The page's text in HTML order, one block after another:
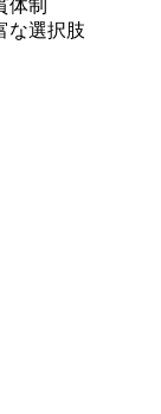
体制
な選択肢